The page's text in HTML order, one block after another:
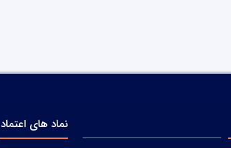
نماد های اعتماد